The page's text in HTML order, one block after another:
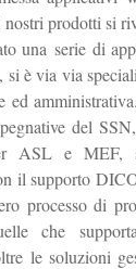
prodotti si
una serie di
è via via
ed
del
ASL e MEF,
il supporto
processo di
che
le soluzioni